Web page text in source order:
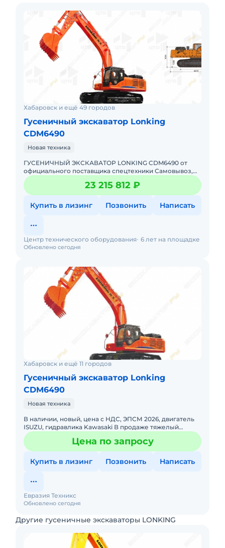
Хабаровск и ещё 49 городов
Гусеничный экскаватор Lonking
CDM6490
Новая техника
ГУСЕНИЧНЫЙ ЭКСКАВАТОР LONKING CDM6490 от
официального поставщика спецтехники Самовывоз,
доставка в любой регион РФ Гарантия, сервис и
23 215 812 ₽
Купить в лизинг Позвонить Написать
Обновлено сегодня
Центр технического оборудования 6 лет на площадке
Хабаровск и ещё 11 городов
Гусеничный экскаватор Lonking
CDM6490
Новая техника
В наличии, новый, цена с НДС, ЭПСМ 2026, двигатель
ISUZU, гидравлика Kawasaki В продаже тяжелый
гусеничный экскаватор Lonking CDM6490. Машина
предназначена дляЦена по запросу
Купить в лизинг Позвонить Написать
Обновлено сегодня
Евразия Техникс
Другие гусеничные экскаваторы LONKING